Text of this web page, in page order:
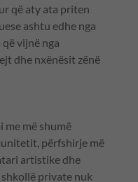
që aty ata priten
ashtu edhe nga
vijnë nga
dhe nxënësit zënë
më shumë
përfshirje më
artistike dhe
shkollë private nuk